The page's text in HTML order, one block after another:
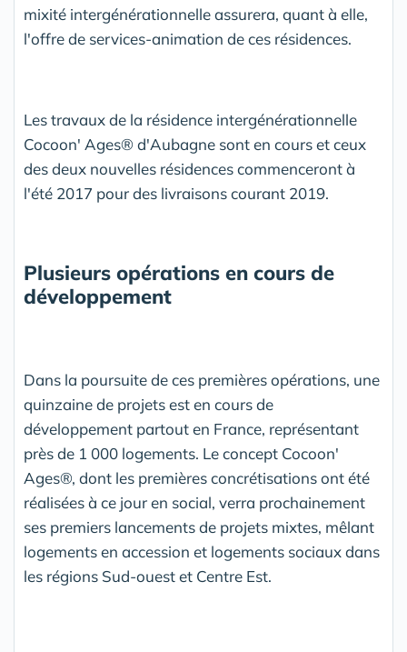
mixité intergénérationnelle assurera, quant à elle,
l'offre de services-animation de ces résidences.
Les travaux de la résidence intergénérationnelle
Cocoon' Ages® d'Aubagne sont en cours et ceux
des deux nouvelles résidences commenceront à
l'été 2017 pour des livraisons courant 2019.
Plusieurs opérations en cours de
développement
Dans la poursuite de ces premières opérations, une
quinzaine de projets est en cours de
développement partout en France, représentant
près de 1 000 logements. Le concept Cocoon'
Ages®, dont les premières concrétisations ont été
réalisées à ce jour en social, verra prochainement
ses premiers lancements de projets mixtes, mêlant
logements en accession et logements sociaux dans
les régions Sud-ouest et Centre Est.